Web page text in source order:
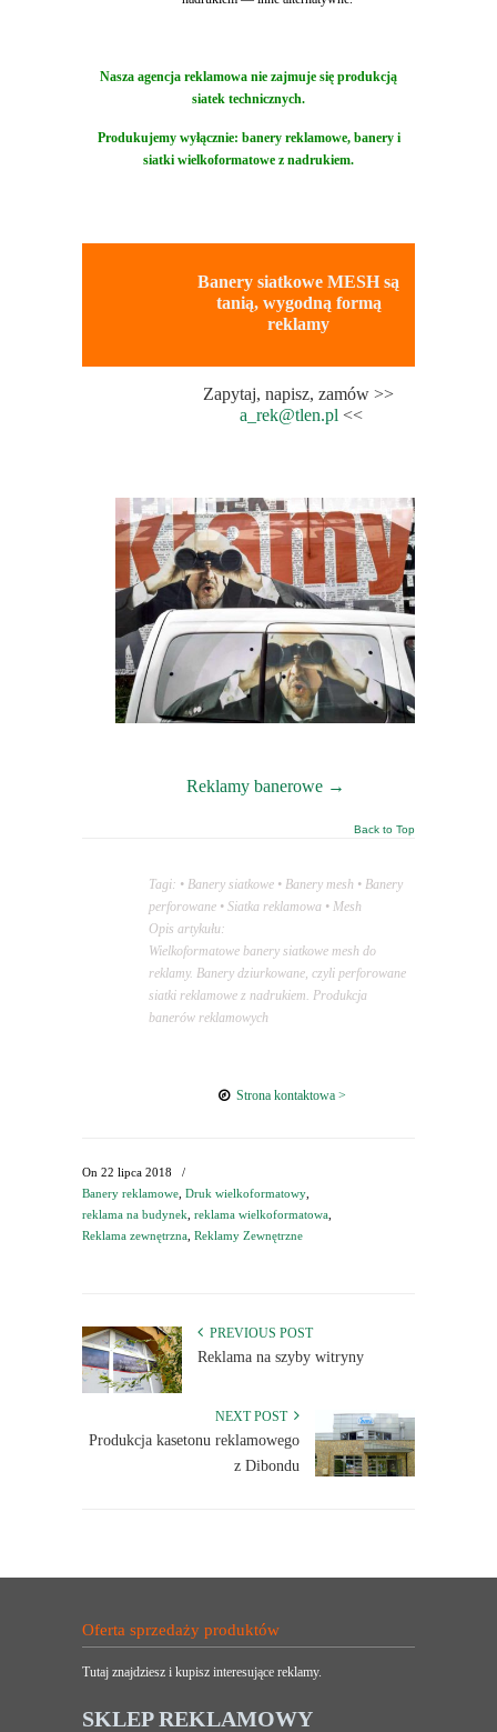
Nasza agencja reklamowa nie zajmuje się produkcją
siatek technicznych.
Produkujemy wyłącznie: banery reklamowe, banery i
siatki wielkoformatowe z nadrukiem.
Banery siatkowe MESH są
tanią, wygodną formą
reklamy
Zapytaj, napisz, zamów >>
a_rek@tlen.pl <<
Reklamy banerowe →
Back to Top
Tagi: • Banery siatkowe • Banery mesh • Banery
perforowane • Siatka reklamowa • Mesh
Opis artykułu:
Wielkoformatowe banery siatkowe mesh do
reklamy. Banery dziurkowane, czyli perforowane
siatki reklamowe z nadrukiem. Produkcja
banerów reklamowych
Strona kontaktowa >
On 22 lipca 2018
/
Banery reklamowe Druk wielkoformatowy
reklama na budynek reklama wielkoformatowa
Reklama zewnętrzna Reklamy Zewnętrzne
PREVIOUS POST
Reklama na szyby witryny
NEXT POST
Produkcja kasetonu reklamowego
z Dibondu
Oferta sprzedaży produktów
Tutaj znajdziesz i kupisz interesujące reklamy.
SKLEP REKLAMOWY